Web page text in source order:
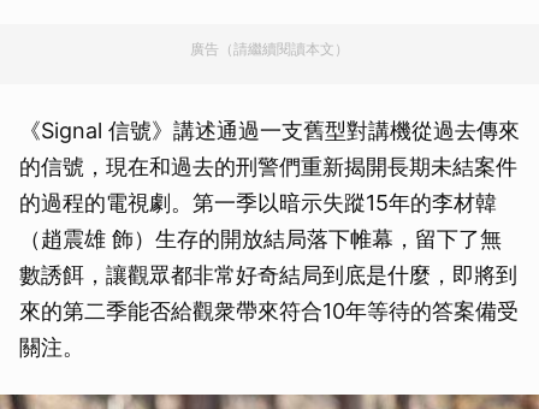
廣告（請繼續閱讀本文）
《Signal 信號》講述通過一支舊型對講機從過去傳來
的信號，現在和過去的刑警們重新揭開長期未結案件
的過程的電視劇。第一季以暗示失蹤15年的李材韓
（趙震雄 飾）生存的開放結局落下帷幕，留下了無
數誘餌，讓觀眾都非常好奇結局到底是什麼，即將到
來的第二季能否給觀衆帶來符合10年等待的答案備受
關注。